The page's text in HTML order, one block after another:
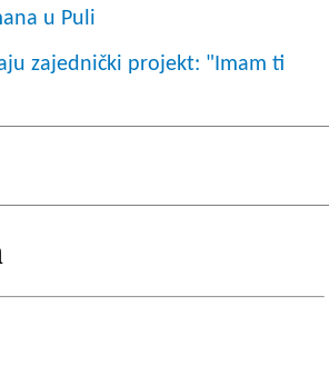
u Puli
zajednički projekt: "Imam ti